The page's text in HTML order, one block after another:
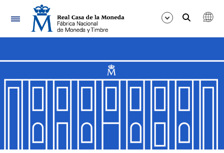
Navigation
Show/Hide
Show/Hide
Show/Hide